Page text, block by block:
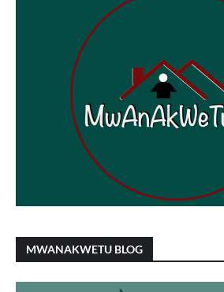
MWANAKWETU BLOG